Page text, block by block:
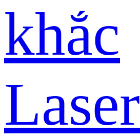
khắc
Laser